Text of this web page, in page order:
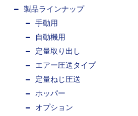
製品ラインナップ
手動用
自動機用
定量取り出し
エアー圧送タイプ
定量ねじ圧送
ホッパー
オプション